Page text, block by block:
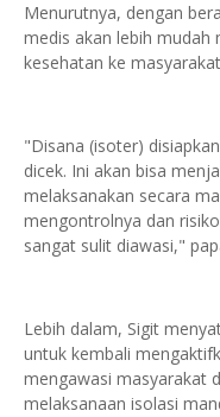
Menurutnya, dengan
medis akan lebih mudah
kesehatan ke
"Disana (isoter)
dicek. Ini akan bisa
melaksanakan secara
mengontrolnya dan
sangat sulit diawasi,"
Lebih dalam, Sigit
untuk kembali
mengawasi masyarakat
melaksanaan isolasi